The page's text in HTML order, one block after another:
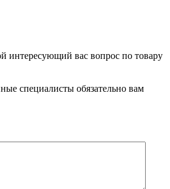
интересующий вас вопрос по товару
специалисты обязательно вам